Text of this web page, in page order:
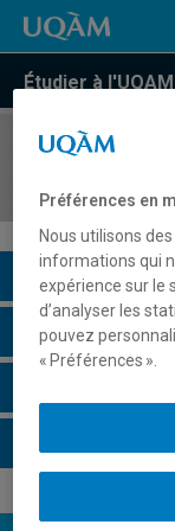
Étudier à l'UQAM
COURS//
Description du
Horaire - Été
Préférences en
Nous utilisons
informations qui
expérience sur le
d’analyser les
pouvez
« Préférences ».